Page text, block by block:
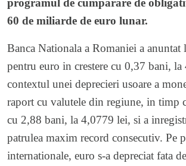
programul de cumparare de
60 de miliarde de euro lunar.
Banca Nationala a Romaniei a anuntat
pentru euro in crestere cu 0,37 bani,
contextul unei deprecieri usoare a
raport cu valutele din regiune, in timp
cu 2,88 bani, la 4,0779 lei, si a
patrulea maxim record consecutiv. Pe
internationale, euro s-a depreciat fata